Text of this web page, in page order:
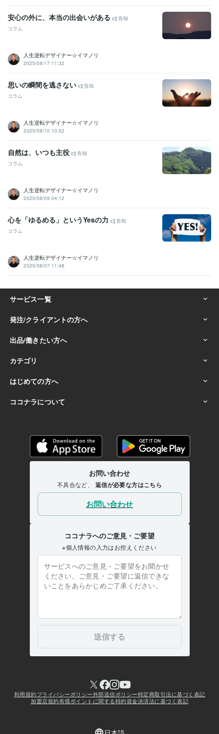
安心の外に、本当の出会いがある
告知
コラム
人生逆転デザイナー☆イマノリ
2025/08/17 11:32
思いの瞬間を逃さない
告知
コラム
人生逆転デザイナー☆イマノリ
2025/08/10 10:52
自然は、いつも主役
告知
コラム
人生逆転デザイナー☆イマノリ
2025/08/09 04:12
心を「ゆるめる」というYesの力
告知
コラム
人生逆転デザイナー☆イマノリ
2025/08/07 11:48